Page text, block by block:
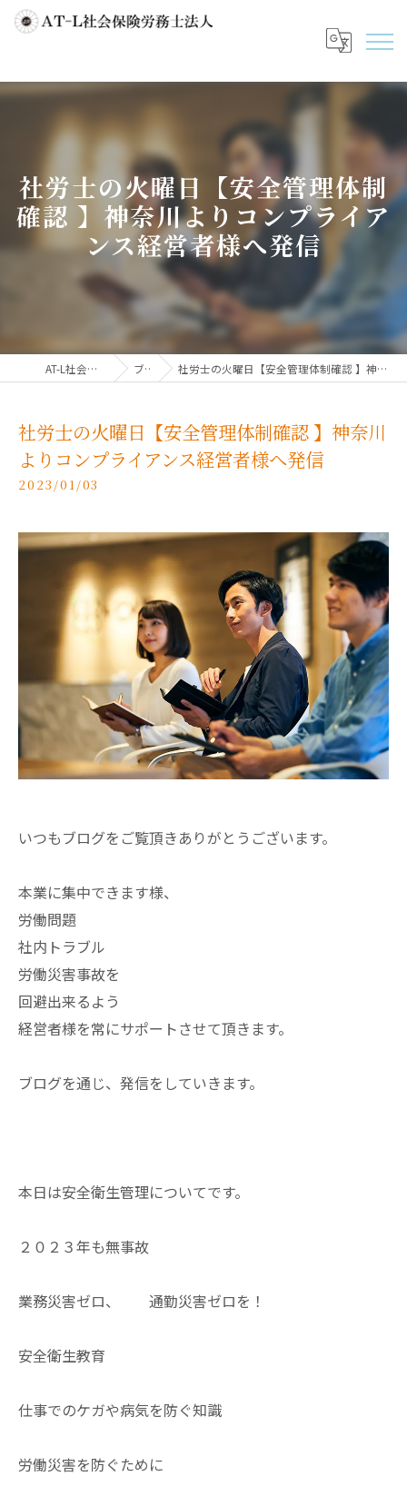
社労士の火曜日【安全管理体制
確認 】神奈川よりコンプライア
ンス経営者様へ発信
AT-L社会保険労務士法人 ブログ 社労士の火曜日【安全管理体制確認 】神奈川よりコンプライアンス経営者様へ発信
社労士の火曜日【安全管理体制確認 】神奈川
よりコンプライアンス経営者様へ発信
2023/01/03
いつもブログをご覧頂きありがとうございます。
本業に集中できます様、
労働問題
社内トラブル
労働災害事故を
回避出来るよう
経営者様を常にサポートさせて頂きます。
ブログを通じ、発信をしていきます。
本日は安全衛生管理についてです。
２０２３年も無事故
業務災害ゼロ、 通勤災害ゼロを！
安全衛生教育
仕事でのケガや病気を防ぐ知識
労働災害を防ぐために